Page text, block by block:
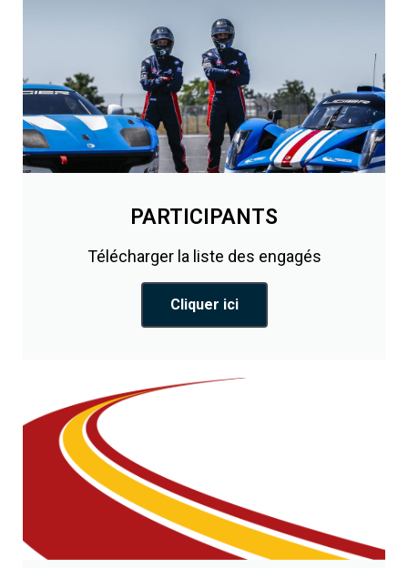
PARTICIPANTS
Télécharger la liste des engagés
Cliquer ici